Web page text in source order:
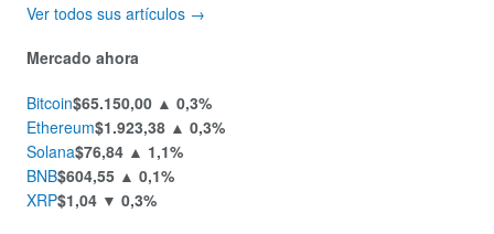
Ver todos sus artículos →
Mercado ahora
Bitcoin$65.150,00 ▲ 0,3%
Ethereum$1.923,38 ▲ 0,3%
Solana$76,84 ▲ 1,1%
BNB$604,55 ▲ 0,1%
XRP$1,04 ▼ 0,3%